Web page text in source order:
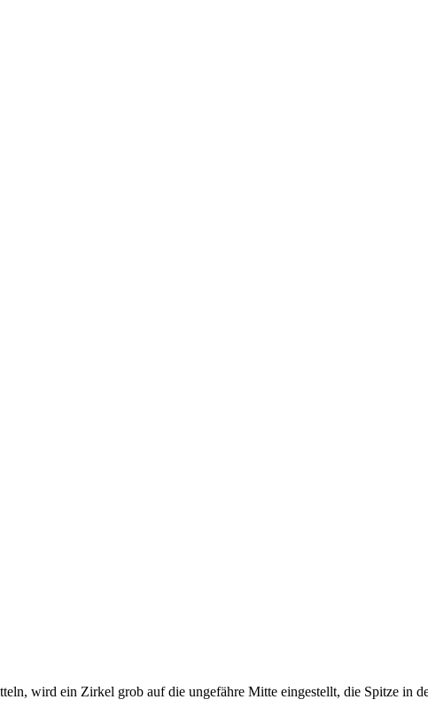
wird ein Zirkel grob auf die ungefähre Mitte eingestellt, die Spitze in